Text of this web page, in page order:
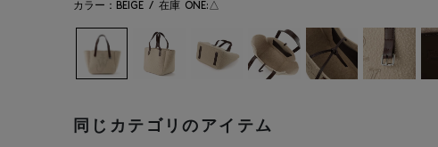
カラー：BEIGE / 在庫 ONE:△
同じカテゴリのアイテム